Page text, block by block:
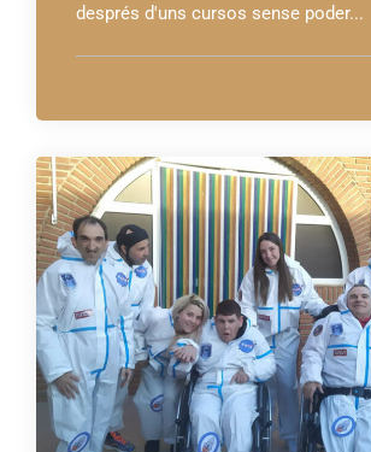
després d'uns cursos sense poder...